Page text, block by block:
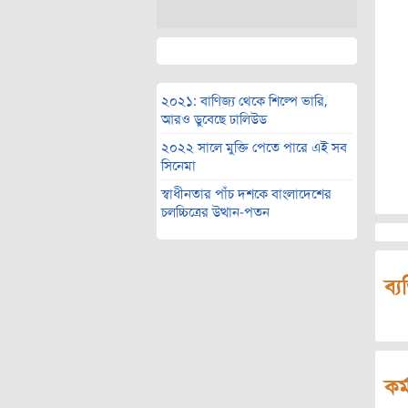
২০২১: বাণিজ্য থেকে শিল্পে ভারি,
আরও ডুবেছে ঢালিউড
২০২২ সালে মুক্তি পেতে পারে এই সব
সিনেমা
স্বাধীনতার পাঁচ দশকে বাংলাদেশের
চলচ্চিত্রের উত্থান-পতন